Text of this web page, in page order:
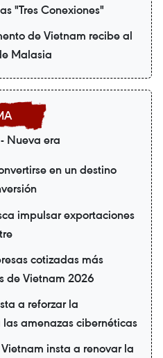
"Tres Conexiones"
de Vietnam recibe al
Malasia
Nueva era
en un destino
impulsar exportaciones
cotizadas más
de Vietnam 2026
a reforzar la
amenazas cibernéticas
insta a renovar la